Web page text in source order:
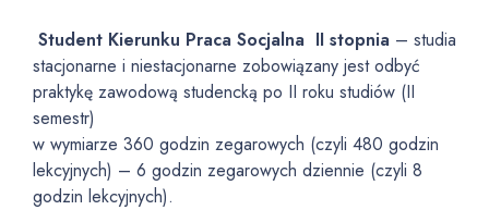
Student Kierunku Praca Socjalna II stopnia – studia
stacjonarne i niestacjonarne zobowiązany jest odbyć
praktykę zawodową studencką po II roku studiów (II
semestr)
w wymiarze 360 godzin zegarowych (czyli 480 godzin
lekcyjnych) – 6 godzin zegarowych dziennie (czyli 8
godzin lekcyjnych).